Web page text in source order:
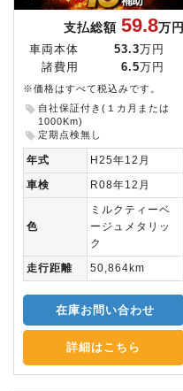
支払総額 59.8万円
車両本体 53.3 万円
諸費用
6.5 万円
※価格はすべて税込みです。
自社保証付き(１カ月または
1000Km)
定期点検無し
年式
H25年12月
車検
R08年12月
色
ミルクティーベ
ージュメタリッ
ク
走行距離
50,864km
在庫お問い合わせ
詳細はこちら